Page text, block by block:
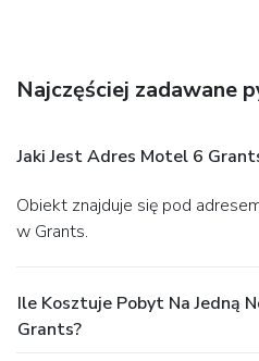
Najczęściej zadawane
Jaki Jest Adres Motel 6
Obiekt znajduje się pod adresem 1505 East Santa Fe Ave
w Grants.
Ile Kosztuje Pobyt Na Jedną
Grants?